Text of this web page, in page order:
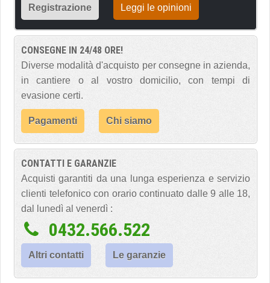
Registrazione Leggi le opinioni
CONSEGNE IN 24/48 ORE!
Diverse modalità d'acquisto per consegne in azienda,
in cantiere o al vostro domicilio, con tempi di
evasione certi.
Pagamenti Chi siamo
CONTATTI E GARANZIE
Acquisti garantiti da una lunga esperienza e servizio
clienti telefonico con orario continuato dalle 9 alle 18,
dal lunedì al venerdì :
0432.566.522
Altri contatti Le garanzie